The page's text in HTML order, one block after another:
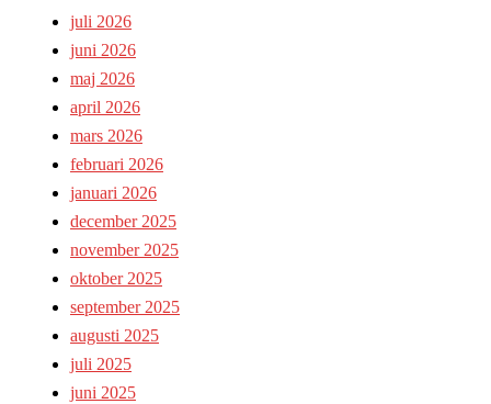
juli 2026
juni 2026
maj 2026
april 2026
mars 2026
februari 2026
januari 2026
december 2025
november 2025
oktober 2025
september 2025
augusti 2025
juli 2025
juni 2025